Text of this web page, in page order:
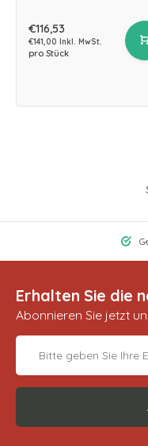
€116,53
€141,00 Inkl. MwSt.
pro Stück
Erhalten Sie die
Abonnieren Sie jetzt